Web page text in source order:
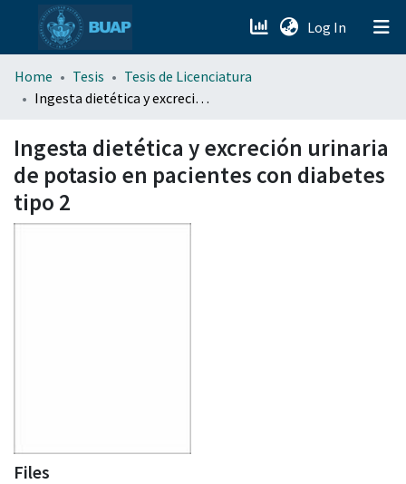
Log In (current)
menu.section.about_menu
Home Tesis
Tesis de Licenciatura
Ingesta dietética y excreción urinaria de potasio en pacientes con diabetes tipo 2
Ingesta dietética y excreción urinaria
de potasio en pacientes con diabetes
tipo 2
Files